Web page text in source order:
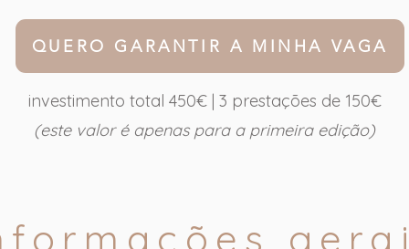
investimento total 450€ | 3 prestações de 150€
(este valor é apenas para a primeira edição)
QUERO GARANTIR A MINHA VAGA